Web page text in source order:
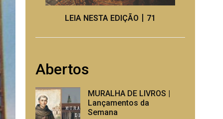
LEIA NESTA EDIÇÃO丨71
Abertos
MURALHA DE LIVROS |
Lançamentos da
Semana